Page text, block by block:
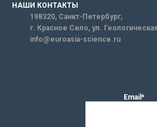
НАШИ КОНТАКТЫ
198320, Санкт-Петербург,
г. Красное Село, ул.
info@euroasia-science.ru
Email*